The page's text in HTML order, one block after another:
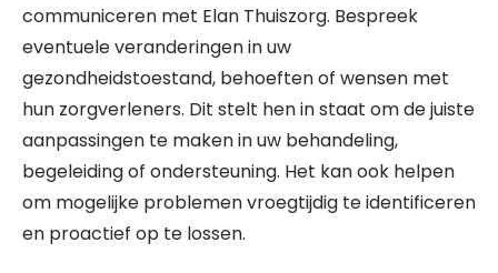
communiceren met Elan Thuiszorg. Bespreek
eventuele veranderingen in uw
gezondheidstoestand, behoeften of wensen met
hun zorgverleners. Dit stelt hen in staat om de juiste
aanpassingen te maken in uw behandeling,
begeleiding of ondersteuning. Het kan ook helpen
om mogelijke problemen vroegtijdig te identificeren
en proactief op te lossen.